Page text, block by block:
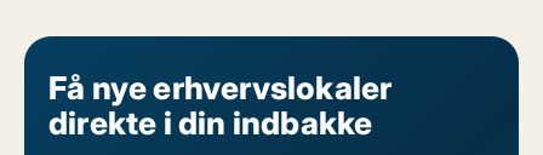
Få nye erhvervslokaler
direkte i din indbakke